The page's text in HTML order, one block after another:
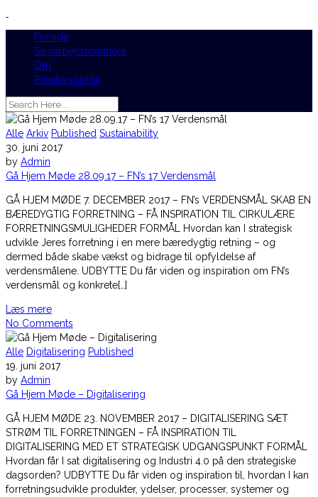
Forside
Samarbejdspartnere
Om
Privatlivspolitik
Alle Arkiv Published Sustainability
30. juni 2017
by Admin
Gå Hjem Møde 28.09.17 – FN’s 17 Verdensmål
GÅ HJEM MØDE 7. DECEMBER 2017 – FN’s VERDENSMÅL SKAB EN
BÆREDYGTIG FORRETNING – FÅ INSPIRATION TIL CIRKULÆRE
FORRETNINGSMULIGHEDER FORMÅL Hvordan kan I strategisk
udvikle Jeres forretning i en mere bæredygtig retning – og
dermed både skabe vækst og bidrage til opfyldelse af
verdensmålene. UDBYTTE Du får viden og inspiration om FN’s
verdensmål og konkrete[…]
Læs mere
No Comments
Alle Digitalisering Published
19. juni 2017
by Admin
Gå Hjem Møde – Digitalisering
GÅ HJEM MØDE 23. NOVEMBER 2017 – DIGITALISERING SÆT
STRØM TIL FORRETNINGEN – FÅ INSPIRATION TIL
DIGITALISERING MED ET STRATEGISK UDGANGSPUNKT FORMÅL
Hvordan får I sat digitalisering og Industri 4.0 på den strategiske
dagsorden? UDBYTTE Du får viden og inspiration til, hvordan I kan
forretningsudvikle produkter, ydelser, processer, systemer og